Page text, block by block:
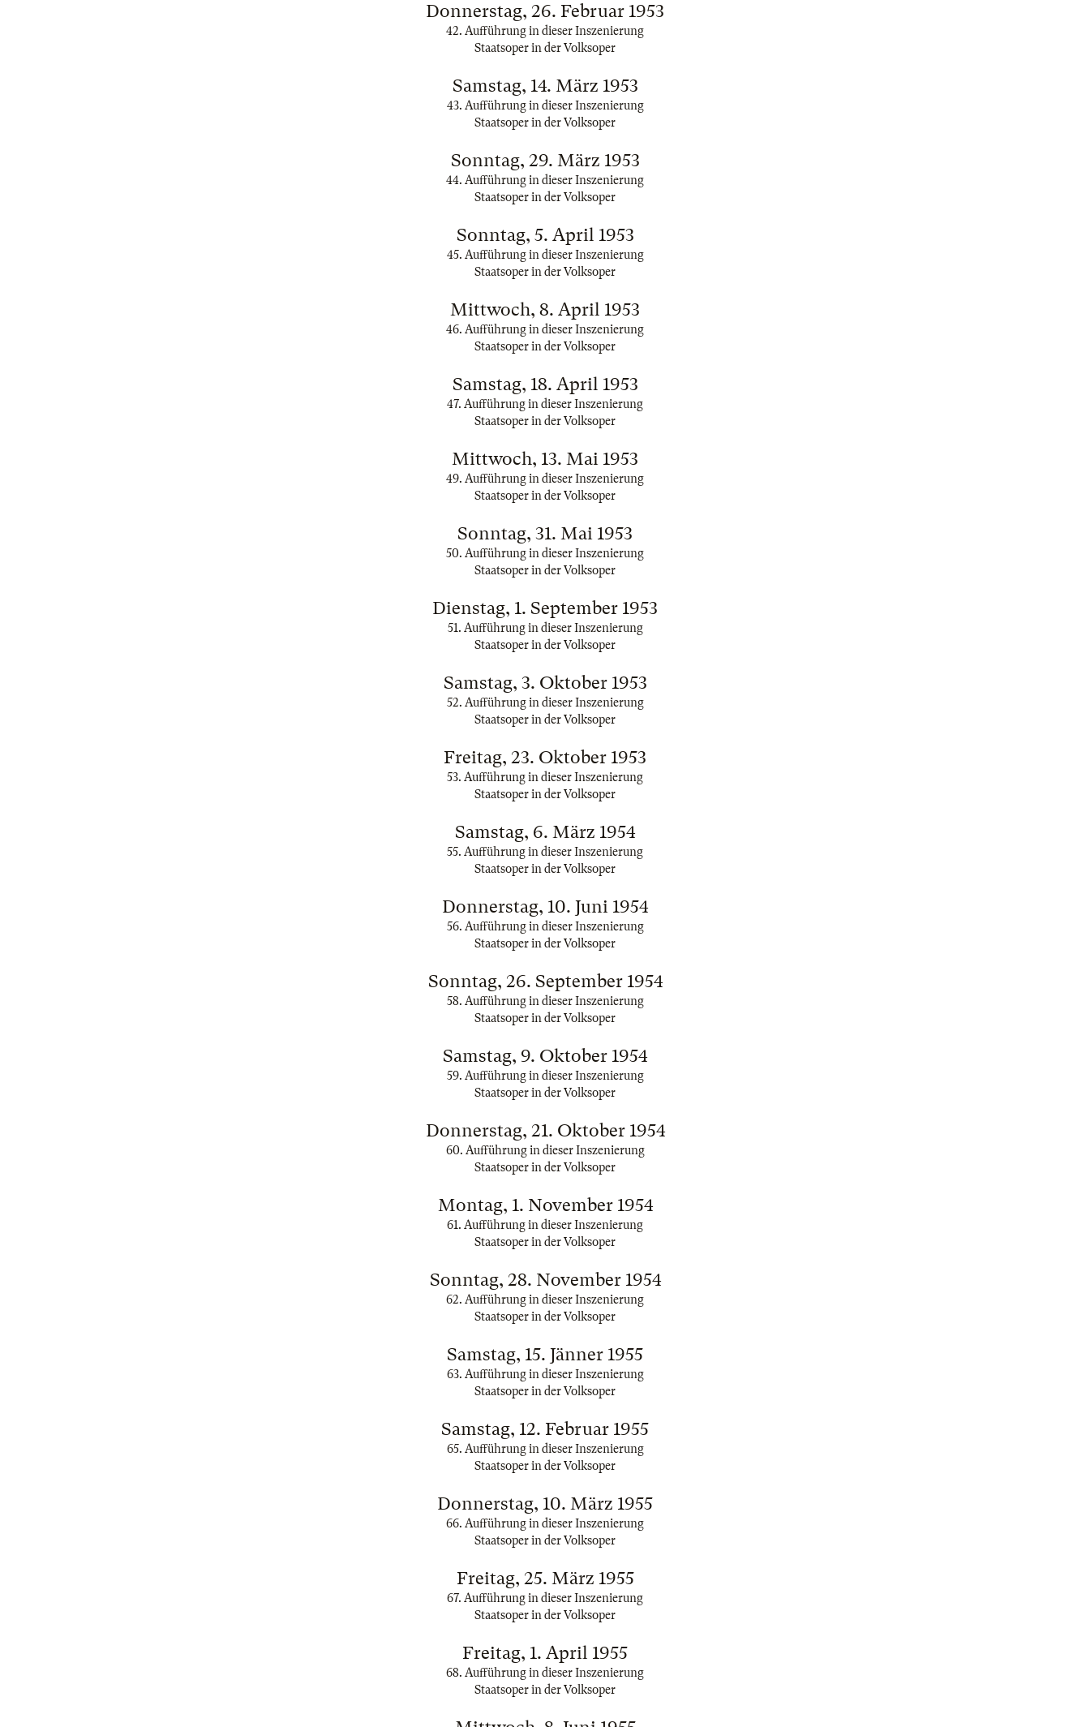
Donnerstag, 26. Februar 1953
42. Aufführung in dieser Inszenierung
Staatsoper in der Volksoper
Samstag, 14. März 1953
43. Aufführung in dieser Inszenierung
Staatsoper in der Volksoper
Sonntag, 29. März 1953
44. Aufführung in dieser Inszenierung
Staatsoper in der Volksoper
Sonntag, 5. April 1953
45. Aufführung in dieser Inszenierung
Staatsoper in der Volksoper
Mittwoch, 8. April 1953
46. Aufführung in dieser Inszenierung
Staatsoper in der Volksoper
Samstag, 18. April 1953
47. Aufführung in dieser Inszenierung
Staatsoper in der Volksoper
Mittwoch, 13. Mai 1953
49. Aufführung in dieser Inszenierung
Staatsoper in der Volksoper
Sonntag, 31. Mai 1953
50. Aufführung in dieser Inszenierung
Staatsoper in der Volksoper
Dienstag, 1. September 1953
51. Aufführung in dieser Inszenierung
Staatsoper in der Volksoper
Samstag, 3. Oktober 1953
52. Aufführung in dieser Inszenierung
Staatsoper in der Volksoper
Freitag, 23. Oktober 1953
53. Aufführung in dieser Inszenierung
Staatsoper in der Volksoper
Samstag, 6. März 1954
55. Aufführung in dieser Inszenierung
Staatsoper in der Volksoper
Donnerstag, 10. Juni 1954
56. Aufführung in dieser Inszenierung
Staatsoper in der Volksoper
Sonntag, 26. September 1954
58. Aufführung in dieser Inszenierung
Staatsoper in der Volksoper
Samstag, 9. Oktober 1954
59. Aufführung in dieser Inszenierung
Staatsoper in der Volksoper
Donnerstag, 21. Oktober 1954
60. Aufführung in dieser Inszenierung
Staatsoper in der Volksoper
Montag, 1. November 1954
61. Aufführung in dieser Inszenierung
Staatsoper in der Volksoper
Sonntag, 28. November 1954
62. Aufführung in dieser Inszenierung
Staatsoper in der Volksoper
Samstag, 15. Jänner 1955
63. Aufführung in dieser Inszenierung
Staatsoper in der Volksoper
Samstag, 12. Februar 1955
65. Aufführung in dieser Inszenierung
Staatsoper in der Volksoper
Donnerstag, 10. März 1955
66. Aufführung in dieser Inszenierung
Staatsoper in der Volksoper
Freitag, 25. März 1955
67. Aufführung in dieser Inszenierung
Staatsoper in der Volksoper
Freitag, 1. April 1955
68. Aufführung in dieser Inszenierung
Staatsoper in der Volksoper